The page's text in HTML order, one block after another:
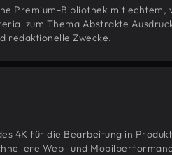
Premium-Bibliothek mit echtem,
zum Thema Abstrakte
redaktionelle Zwecke.
4K für die Bearbeitung in
Web- und